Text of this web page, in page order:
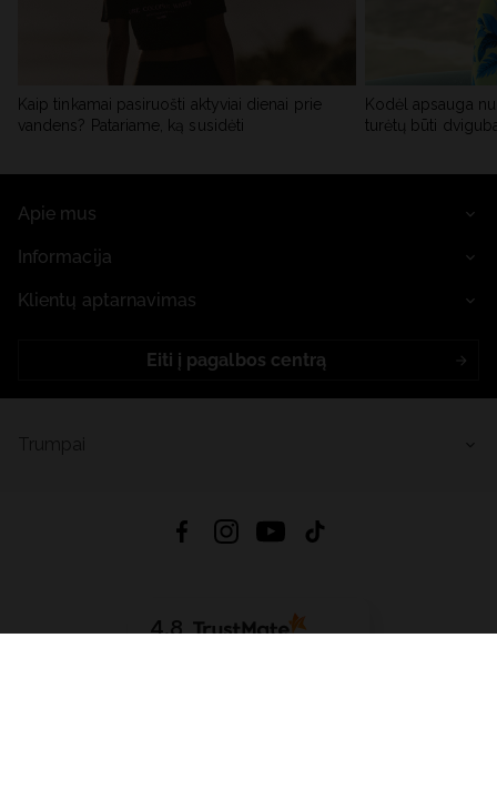
Kaip tinkamai pasiruošti aktyviai dienai prie
vandens? Patariame, ką susidėti
Kodėl apsauga
turėtų būti
Apie mus
Informacija
Klientų aptarnavimas
Eiti į pagalbos centrą
4.8